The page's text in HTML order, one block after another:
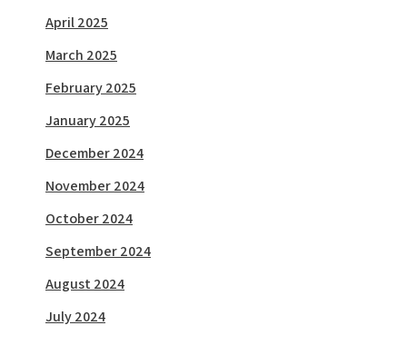
April 2025
March 2025
February 2025
January 2025
December 2024
November 2024
October 2024
September 2024
August 2024
July 2024